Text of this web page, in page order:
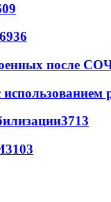
6936
после
3713
3103